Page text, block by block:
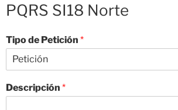
PQRS SI18 Norte
Tipo de Petición *
Descripción *